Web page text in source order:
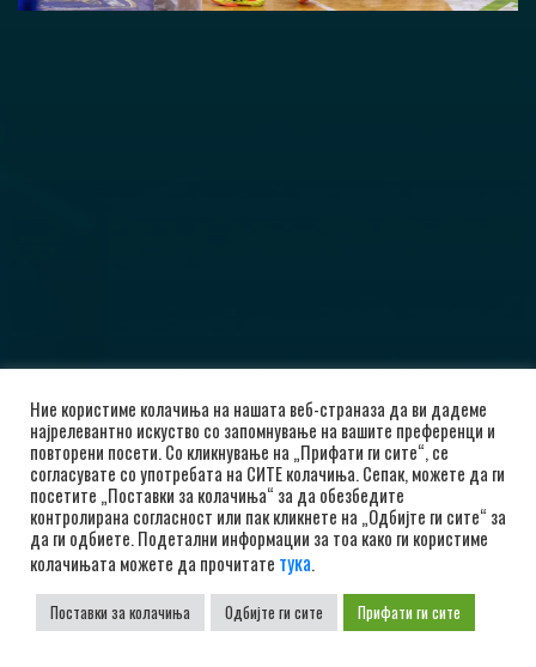
Ние користиме колачиња на нашата веб-страназа да ви дадеме
најрелевантно искуство со запомнување на вашите преференци и
повторени посети. Со кликнување на „Прифати ги сите“, се
согласувате со употребата на СИТЕ колачиња. Сепак, можете да ги
посетите „Поставки за колачиња“ за да обезбедите
контролирана согласност или пак кликнете на „Одбијте ги сите“ за
да ги одбиете. Подетални информации за тоа како ги користиме
колачињата можете да прочитате тука.
Поставки за колачиња Одбијте ги сите Прифати ги сите